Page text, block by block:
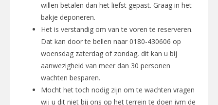
willen betalen dan het liefst gepast. Graag in het
bakje deponeren.
Het is verstandig om van te voren te reserveren.
Dat kan door te bellen naar 0180-430606 op
woensdag zaterdag of zondag, dit kan u bij
aanwezigheid van meer dan 30 personen
wachten besparen.
Mocht het toch nodig zijn om te wachten vragen
wij u dit niet bij ons op het terrein te doen ivm de